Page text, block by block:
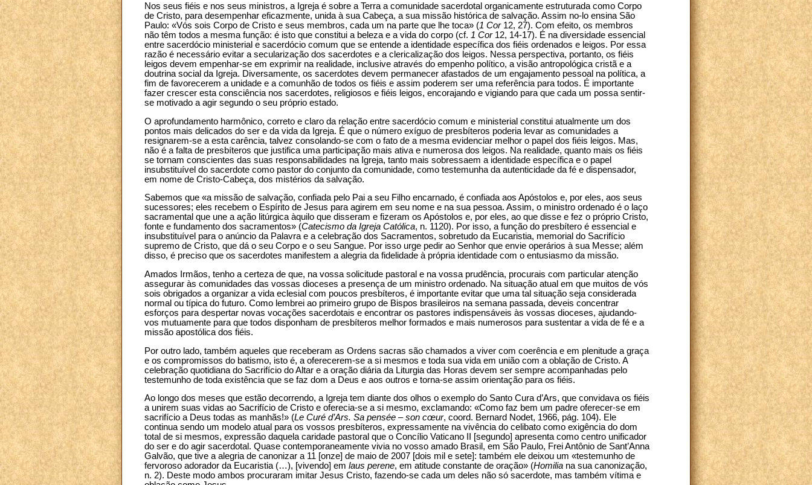
Nos seus fiéis e nos seus ministros, a Igreja é sobre a Terra a comunidade sacerdotal organicamente estruturada como Corpo
de Cristo, para desempenhar eficazmente, unida à sua Cabeça, a sua missão histórica de salvação. Assim no-lo ensina São
Paulo: «Vós sois Corpo de Cristo e seus membros, cada um na parte que lhe toca» (1 Cor12, 27). Com efeito, os membros
não têm todos a mesma função: é isto que constitui a beleza e a vida do corpo (cf. 1 Cor12, 14-17). É na diversidade essencial
entre sacerdócio ministerial e sacerdócio comum que se entende a identidade específica dos fiéis ordenados e leigos. Por essa
razão é necessário evitar a secularização dos sacerdotes e a clericalização dos leigos. Nessa perspectiva, portanto, os fiéis
leigos devem empenhar-se em exprimir na realidade, inclusive através do empenho político, a visão antropológica cristã e a
doutrina social da Igreja. Diversamente, os sacerdotes devem permanecer afastados de um engajamento pessoal na política, a
fim de favorecerem a unidade e a comunhão de todos os fiéis e assim poderem ser uma referência para todos. É importante
fazer crescer esta consciência nos sacerdotes, religiosos e fiéis leigos, encorajando e vigiando para que cada um possa sentir-
se motivado a agir segundo o seu próprio estado.
O aprofundamento harmônico, correto e claro da relação entre sacerdócio comum e ministerial constitui atualmente um dos
pontos mais delicados do ser e da vida da Igreja. É que o número exíguo de presbíteros poderia levar as comunidades a
resignarem-se a esta carência, talvez consolando-se com o fato de a mesma evidenciar melhor o papel dos fiéis leigos. Mas,
não é a falta de presbíteros que justifica uma participação mais ativa e numerosa dos leigos. Na realidade, quanto mais os fiéis
se tornam conscientes das suas responsabilidades na Igreja, tanto mais sobressaem a identidade específica e o papel
insubstituível do sacerdote como pastor do conjunto da comunidade, como testemunha da autenticidade da fé e dispensador,
em nome de Cristo-Cabeça, dos mistérios da salvação.
Sabemos que «a missão de salvação, confiada pelo Pai a seu Filho encarnado, é confiada aos Apóstolos e, por eles, aos seus
sucessores; eles recebem o Espírito de Jesus para agirem em seu nome e na sua pessoa. Assim, o ministro ordenado é o laço
sacramental que une a ação litúrgica àquilo que disseram e fizeram os Apóstolos e, por eles, ao que disse e fez o próprio Cristo,
fonte e fundamento dos sacramentos» (Catecismo da Igreja Católica, n. 1120). Por isso, a função do presbítero é essencial e
insubstituível para o anúncio da Palavra e a celebração dos Sacramentos, sobretudo da Eucaristia, memorial do Sacrifício
supremo de Cristo, que dá o seu Corpo e o seu Sangue. Por isso urge pedir ao Senhor que envie operários à sua Messe; além
disso, é preciso que os sacerdotes manifestem a alegria da fidelidade à própria identidade com o entusiasmo da missão.
Amados Irmãos, tenho a certeza de que, na vossa solicitude pastoral e na vossa prudência, procurais com particular atenção
assegurar às comunidades das vossas dioceses a presença de um ministro ordenado. Na situação atual em que muitos de vós
sois obrigados a organizar a vida eclesial com poucos presbíteros, é importante evitar que uma tal situação seja considerada
normal ou típica do futuro. Como lembrei ao primeiro grupo de Bispos brasileiros na semana passada, deveis concentrar
esforços para despertar novas vocações sacerdotais e encontrar os pastores indispensáveis às vossas dioceses, ajudando-
vos mutuamente para que todos disponham de presbíteros melhor formados e mais numerosos para sustentar a vida de fé e a
missão apostólica dos fiéis.
Por outro lado, também aqueles que receberam as Ordens sacras são chamados a viver com coerência e em plenitude a graça
e os compromissos do batismo, isto é, a oferecerem-se a si mesmos e toda sua vida em união com a oblação de Cristo. A
celebração quotidiana do Sacrifício do Altar e a oração diária da Liturgia das Horas devem ser sempre acompanhadas pelo
testemunho de toda existência que se faz dom a Deus e aos outros e torna-se assim orientação para os fiéis.
Ao longo dos meses que estão decorrendo, a Igreja tem diante dos olhos o exemplo do Santo Cura d’Ars, que convidava os fiéis
a unirem suas vidas ao Sacrifício de Cristo e oferecia-se a si mesmo, exclamando: «Como faz bem um padre oferecer-se em
sacrifício a Deus todas as manhãs!» (Le Curé d’Ars. Sa pensée – son cœur, coord. Bernard Nodet, 1966, pág. 104). Ele
continua sendo um modelo atual para os vossos presbíteros, expressamente na vivência do celibato como exigência do dom
total de si mesmos, expressão daquela caridade pastoral que o Concílio Vaticano II [segundo] apresenta como centro unificador
do ser e do agir sacerdotal. Quase contemporaneamente vivia no vosso amado Brasil, em São Paulo, Frei Antônio de Sant’Anna
Galvão, que tive a alegria de canonizar a 11 [onze] de maio de 2007 [dois mil e sete]: também ele deixou um «testemunho de
fervoroso adorador da Eucaristia (…), [vivendo] em laus perene, em atitude constante de oração» (Homilia na sua canonização,
n. 2). Deste modo ambos procuraram imitar Jesus Cristo, fazendo-se cada um deles não só sacerdote, mas também vítima e